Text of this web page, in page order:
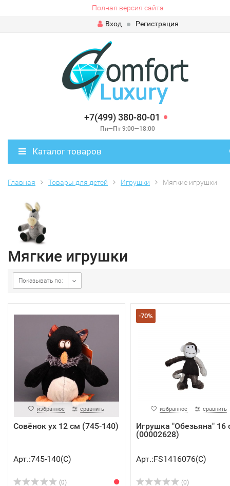
Полная версия сайта
Вход
Регистрация
+7(499) 380-80-01
Пн—Пт 9:00—18:00
Каталог товаров
Главная Товары для детей Игрушки Мягкие игрушки
Мягкие игрушки
Показывать по:
избранное сравнить
Совёнок ух 12 см (745-140)
Арт.:745-140(C)
(0)
-70%
избранное сравнить
Игрушка "Обезьяна" 16
(00002628)
Арт.:FS1416076(C)
(0)